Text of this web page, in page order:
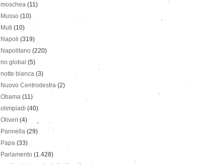
moschea (11)
Musso (10)
Muti (10)
Napoli (319)
Napolitano (220)
no global (5)
notte bianca (3)
Nuovo Centrodestra (2)
Obama (11)
olimpiadi (40)
Oliveri (4)
Pannella (29)
Papa (33)
Parlamento (1.428)